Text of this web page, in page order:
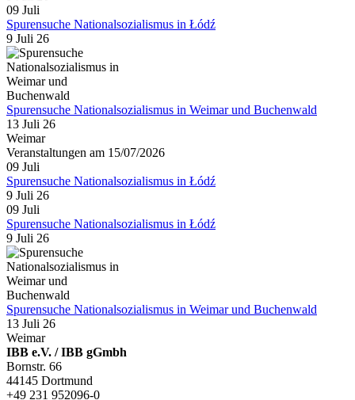
09 Juli
Spurensuche Nationalsozialismus in Łódź
9 Juli 26
Spurensuche Nationalsozialismus in Weimar und Buchenwald
13 Juli 26
Weimar
Veranstaltungen am 15/07/2026
09 Juli
Spurensuche Nationalsozialismus in Łódź
9 Juli 26
09 Juli
Spurensuche Nationalsozialismus in Łódź
9 Juli 26
Spurensuche Nationalsozialismus in Weimar und Buchenwald
13 Juli 26
Weimar
IBB e.V. / IBB gGmbh
Bornstr. 66
44145 Dortmund
+49 231 952096-0